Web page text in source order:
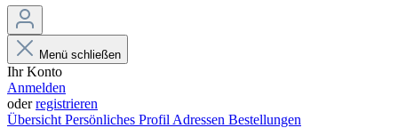
Menü schließen
Ihr Konto
Anmelden
oderregistrieren
Übersicht Persönliches Profil Adressen Bestellungen